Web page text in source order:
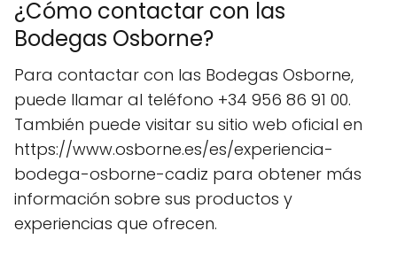
¿Cómo contactar con las
Bodegas Osborne?
Para contactar con las Bodegas Osborne,
puede llamar al teléfono +34 956 86 91 00.
También puede visitar su sitio web oficial en
https://www.osborne.es/es/experiencia-
bodega-osborne-cadiz para obtener más
información sobre sus productos y
experiencias que ofrecen.